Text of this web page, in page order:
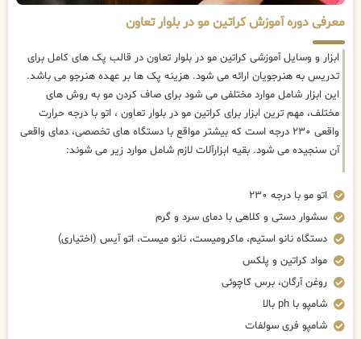
معرفی دوره آموزش کراتین مو در بلوار تعاون
ابزار و وسایل آموزشی کراتین مو در بلوار تعاون در قالب پک های کامل برای
تدریس به هنرجویان ارائه می شود. هزینه پک ها بر عهده هنرجو می باشد.
این ابزار شامل موارد مختلفی می شود برای صاف کردن مو به روش های
مختلف، مهم ترین ابزار برای کراتین مو در بلوار تعاون ، اتو با درجه حرارت
واقعی ۲۳۰ درجه است که بیشتر مواقع با دستگاه های تخصصی، دمای واقعی
آن سنجیده می شود. بقیه ابزارآلات لازم شامل موارد زیر می شوند:
اتو مو با درجه ۲۳۰
سشوار دستی و کلاهی با دمای سرد و گرم
دستگاه نانو استیم، ماکرومیست، نانو میست، اتو آیس (اختیاری)
مواد کراتین و پلکس
روغن آرگان، برس کاچوئی
شامپو با ph بالا
شامپو فری سولفات